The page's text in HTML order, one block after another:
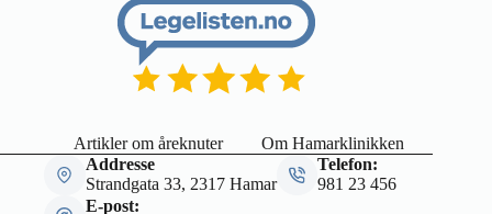
Artikler om åreknuter
Om Hamarklinikken
Addresse
Strandgata 33, 2317 Hamar
Telefon:
981 23 456
E-post: